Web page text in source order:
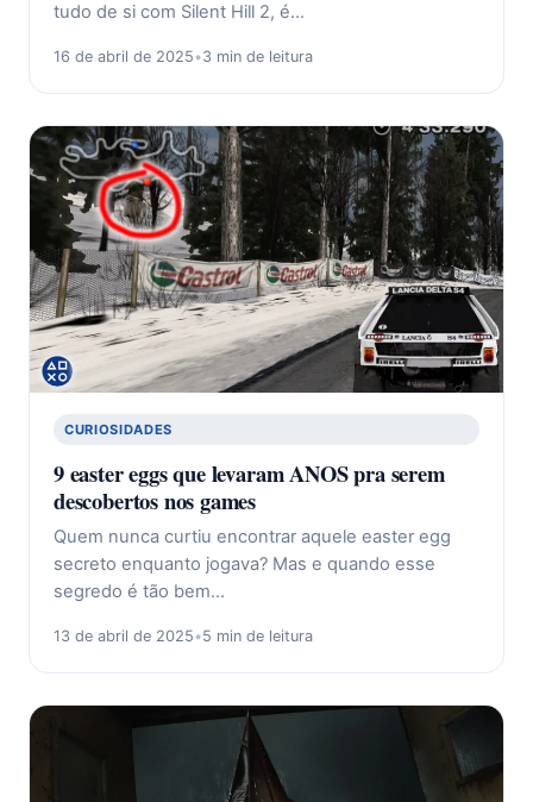
tudo de si com Silent Hill 2, é…
16 de abril de 2025•3 min de leitura
CURIOSIDADES
9 easter eggs que levaram ANOS pra serem
descobertos nos games
Quem nunca curtiu encontrar aquele easter egg
secreto enquanto jogava? Mas e quando esse
segredo é tão bem…
13 de abril de 2025•5 min de leitura